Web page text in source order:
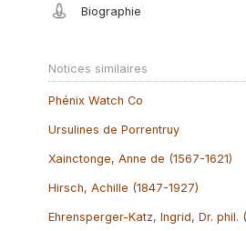
Biographie
Notices similaires
Phénix Watch Co
Ursulines de Porrentruy
Xainctonge, Anne de (1567-1621)
Hirsch, Achille (1847-1927)
Ehrensperger-Katz, Ingrid, Dr. phil.